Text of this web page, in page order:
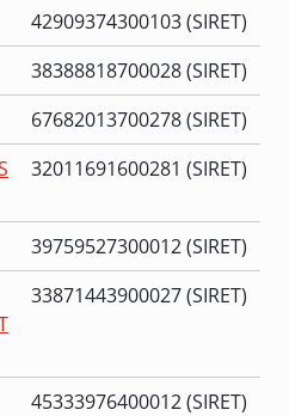
42909374300103 (SIRET)
38388818700028 (SIRET)
67682013700278 (SIRET)
32011691600281 (SIRET)
39759527300012 (SIRET)
33871443900027 (SIRET)
45333976400012 (SIRET)